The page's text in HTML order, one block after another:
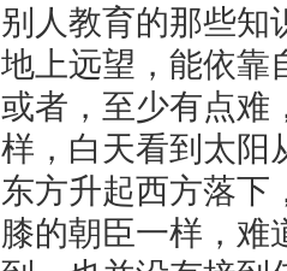
别人教育的那些知
地上远望，能依靠
或者，至少有点难
样，白天看到太阳
东方升起西方落下
膝的朝臣一样，难